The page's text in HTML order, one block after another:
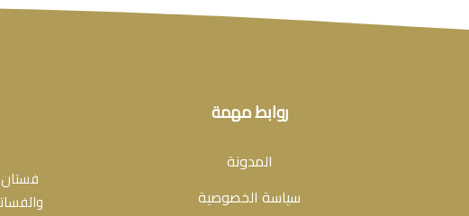
روابط مهمة
المدونة
سياسة الخصوصية